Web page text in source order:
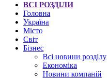
ВСІ РОЗДІЛИ
Головна
Україна
Місто
Світ
Бізнес
Всі новини розділу
Економіка
Новини компаній